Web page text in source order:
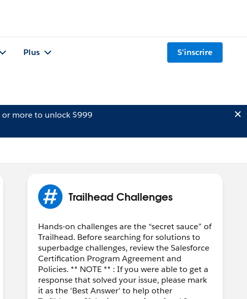
Plus S'inscrire
more to unlock $999
Trailhead Challenges
Hands-on challenges are the “secret sauce” of
Trailhead. Before searching for solutions to
superbadge challenges, review the Salesforce
Certification Program Agreement and
Policies. ** NOTE ** : If you were able to get a
response that solved your issue, please mark
it as the 'Best Answer' to help other